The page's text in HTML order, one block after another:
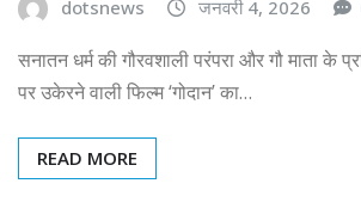
dotsnews जनवरी 4, 2026
सनातन धर्म की गौरवशाली परंपरा और गौ माता के
पर उकेरने वाली फिल्म ‘गोदान’ का…
READ MORE